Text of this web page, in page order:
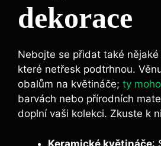
‍dekorace
Nebojte se přidat také
které netřesk‍ podtrhnou.
obalům na květináče; ty
‍barvách nebo přírodních
doplní vaši kolekci. Zkuste ​k
Keramické ⁢květináče: